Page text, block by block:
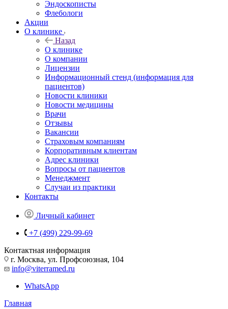
Эндоскописты
Флебологи
Акции
О клинике
Назад
О клинике
О компании
Лицензии
Информационный стенд (информация для
пациентов)
Новости клиники
Новости медицины
Врачи
Отзывы
Вакансии
Страховым компаниям
Корпоративным клиентам
Адрес клиники
Вопросы от пациентов
Менеджмент
Случаи из практики
Контакты
Личный кабинет
+7 (499) 229-99-69
Контактная информация
г. Москва, ул. Профсоюзная, 104
info@viterramed.ru
WhatsApp
Главная